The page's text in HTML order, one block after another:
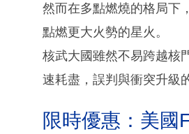
然而在多點燃燒的格局下
點燃更大火勢的星火。
核武大國雖然不易跨越核
速耗盡，誤判與衝突升級
限時優惠：美國